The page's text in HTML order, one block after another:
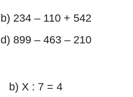
b) 234 – 110 + 542
d) 899 – 463 – 210
b) X : 7 = 4